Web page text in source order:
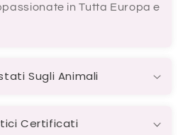
in Tutta Europa e
Sugli Animali
Certificati